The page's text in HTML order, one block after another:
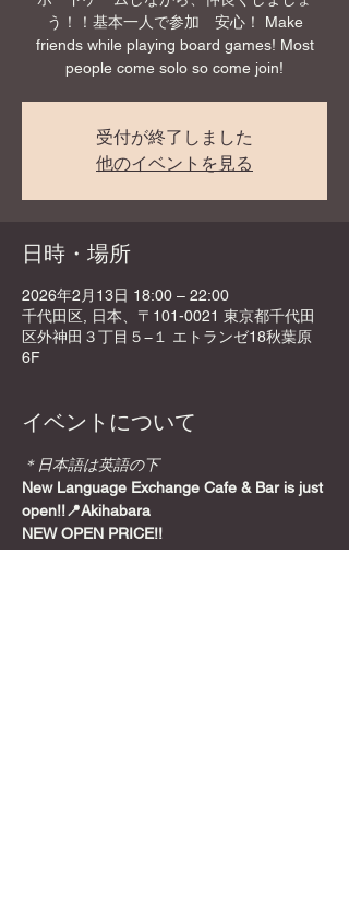
う！！基本一人で参加 安心！ Make
friends while playing board games! Most
people come solo so come join!
受付が終了しました
他のイベントを見る
日時・場所
2026年2月13日 18:00 – 22:00
千代田区, 日本、〒101-0021 東京都千代田
区外神田３丁目５−１ エトランゼ18秋葉原
6F
イベントについて
＊日本語は英語の下
New Language Exchange Cafe & Bar is just
open!!📍Akihabara
NEW OPEN PRICE!!